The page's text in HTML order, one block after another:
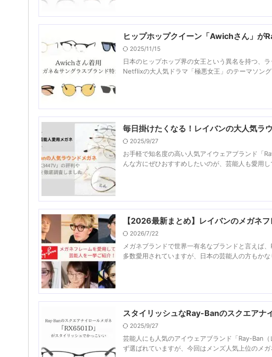
ヒップホップクイーン「Awichさん」が
2025/11/15
日本のヒップホップ界の女王という異名を持つ、
Netflixの大人気ドラマ「極悪女王」のテーマソン
毎日掛けたくなる！レイバンの大人気
2025/9/27
お手軽で知名度の高い人気アイウェアブランド「
んな方にぜひおすすめしたいのが、芸能人も愛用
【2026最新まとめ】レイバンのメガネ
2026/7/22
メガネブランドで世界一有名なブランドと言えば
多数愛用されていますが、日本の芸能人の方もか
スタイリッシュなRay-Banのスクエアナ
2025/9/27
芸能人にも人気のアイウェアブランド「Ray-Ban
ず選ばれていますが、今回はメンズ人気上位のメ